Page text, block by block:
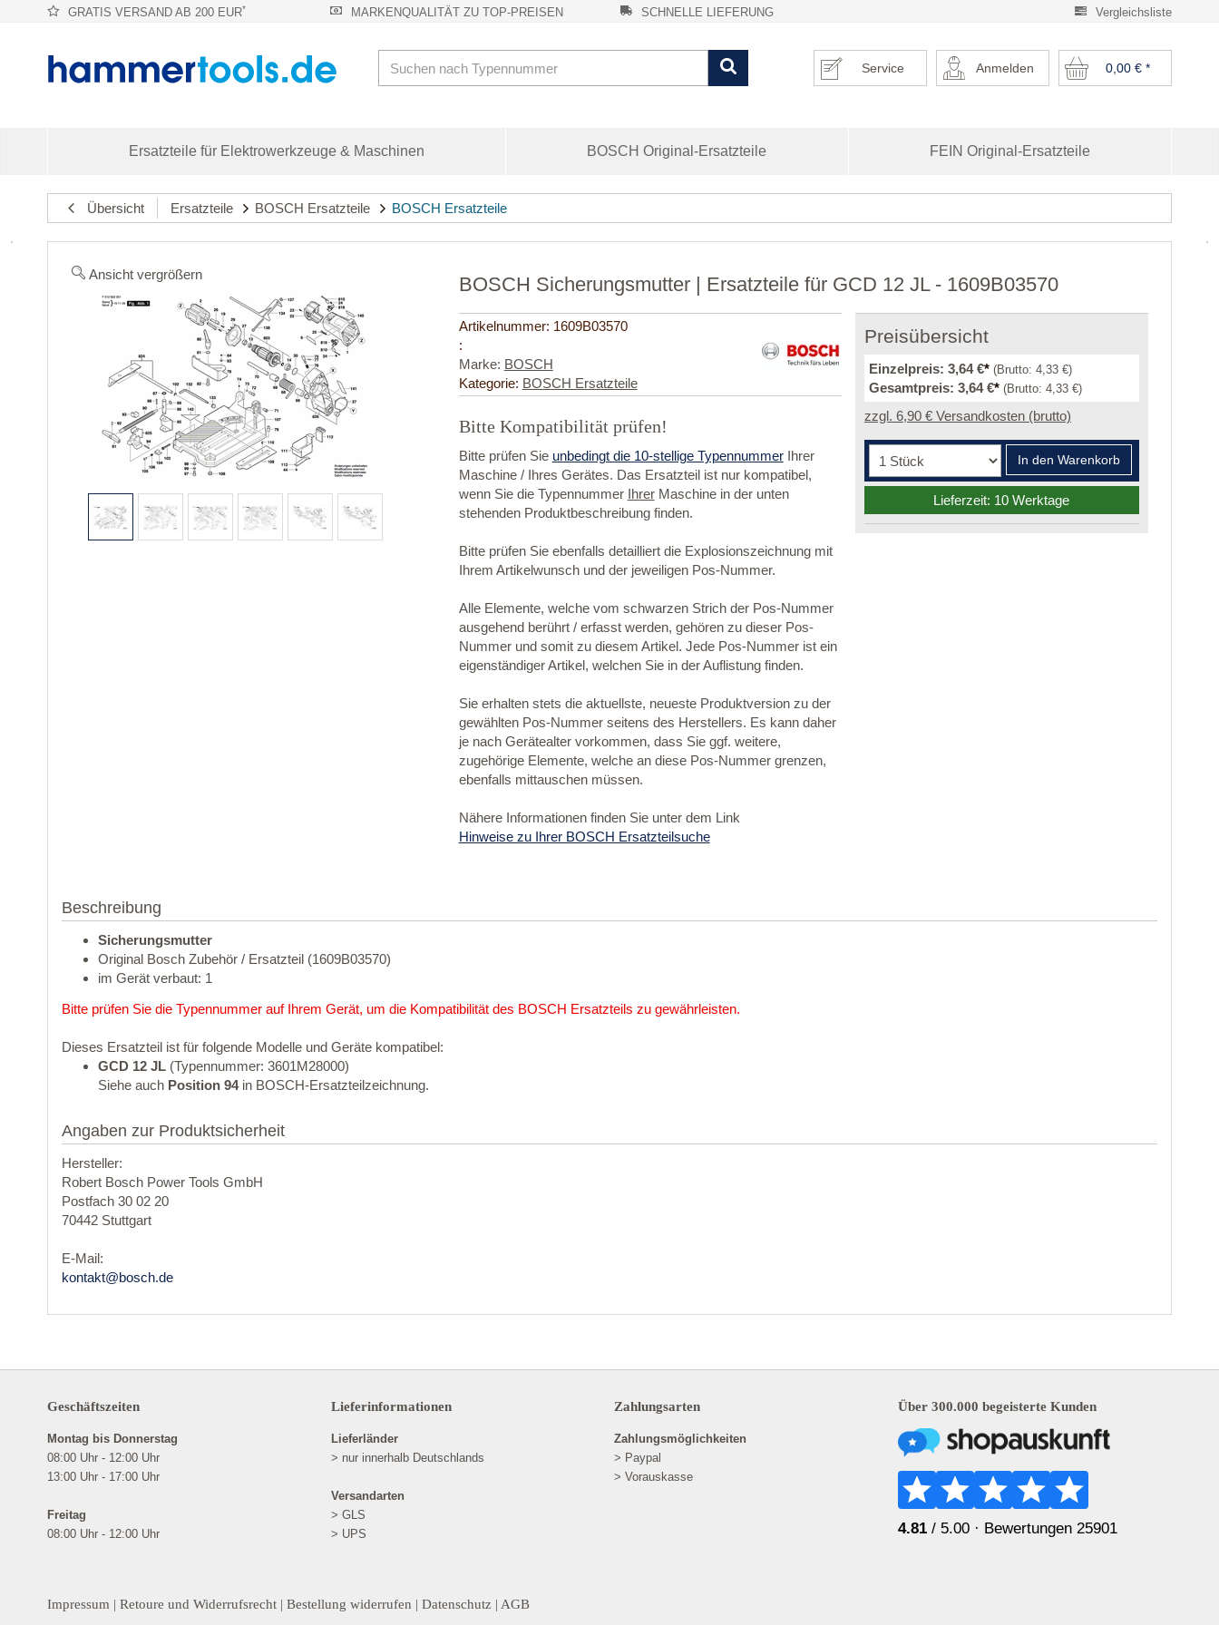
Vergleichsliste
GRATIS VERSAND AB 200 EUR* MARKENQUALITÄT ZU TOP-PREISEN SCHNELLE LIEFERUNG
0,00 €*
Anmelden
Service
Ersatzteile für Elektrowerkzeuge & Maschinen BOSCH Original-Ersatzteile FEIN Original-Ersatzteile
Übersicht Ersatzteile BOSCH Ersatzteile BOSCH Ersatzteile
Ansicht vergrößern BOSCH Sicherungsmutter | Ersatzteile für GCD 12 JL - 1609B03570
Artikelnummer: 1609B03570
:
Marke: BOSCH
Kategorie: BOSCH Ersatzteile
Bitte Kompatibilität prüfen!
Bitte prüfen Sie unbedingt die 10-stellige TypennummerIhrer
Maschine / Ihres Gerätes. Das Ersatzteil ist nur kompatibel,
wenn Sie die Typennummer IhrerMaschine in der unten
stehenden Produktbeschreibung finden.
Bitte prüfen Sie ebenfalls detailliert die Explosionszeichnung mit
Ihrem Artikelwunsch und der jeweiligen Pos-Nummer.
Alle Elemente, welche vom schwarzen Strich der Pos-Nummer
ausgehend berührt / erfasst werden, gehören zu dieser Pos-
Nummer und somit zu diesem Artikel. Jede Pos-Nummer ist ein
eigenständiger Artikel, welchen Sie in der Auflistung finden.
Sie erhalten stets die aktuellste, neueste Produktversion zu der
gewählten Pos-Nummer seitens des Herstellers. Es kann daher
je nach Gerätealter vorkommen, dass Sie ggf. weitere,
zugehörige Elemente, welche an diese Pos-Nummer grenzen,
ebenfalls mittauschen müssen.
Nähere Informationen finden Sie unter dem Link
Hinweise zu Ihrer BOSCH Ersatzteilsuche
Preisübersicht
Einzelpreis: 3,64 €* (Brutto: 4,33 €)
Gesamtpreis: 3,64 €* (Brutto: 4,33 €)
zzgl. 6,90 € Versandkosten (brutto)
In den Warenkorb
Lieferzeit: 10 Werktage
Beschreibung
Sicherungsmutter
Original Bosch Zubehör / Ersatzteil (1609B03570)
im Gerät verbaut: 1
Bitte prüfen Sie die Typennummer auf Ihrem Gerät, um die Kompatibilität des BOSCH Ersatzteils zu gewährleisten.
Dieses Ersatzteil ist für folgende Modelle und Geräte kompatibel:
GCD 12 JL (Typennummer: 3601M28000)
Siehe auch Position 94in BOSCH-Ersatzteilzeichnung.
Angaben zur Produktsicherheit
Hersteller:
Robert Bosch Power Tools GmbH
Postfach 30 02 20
70442 Stuttgart
E-Mail:
kontakt@bosch.de
Geschäftszeiten
Montag bis Donnerstag
08:00 Uhr - 12:00 Uhr
13:00 Uhr - 17:00 Uhr
Freitag
08:00 Uhr - 12:00 Uhr
Lieferinformationen
Lieferländer
> nur innerhalb Deutschlands
Versandarten
> GLS
> UPS
Zahlungsarten
Zahlungsmöglichkeiten
> Paypal
> Vorauskasse
Über 300.000 begeisterte Kunden
4.81 / 5.00 · Bewertungen 25901
Impressum | Retoure und Widerrufsrecht | Bestellung widerrufen | Datenschutz | AGB